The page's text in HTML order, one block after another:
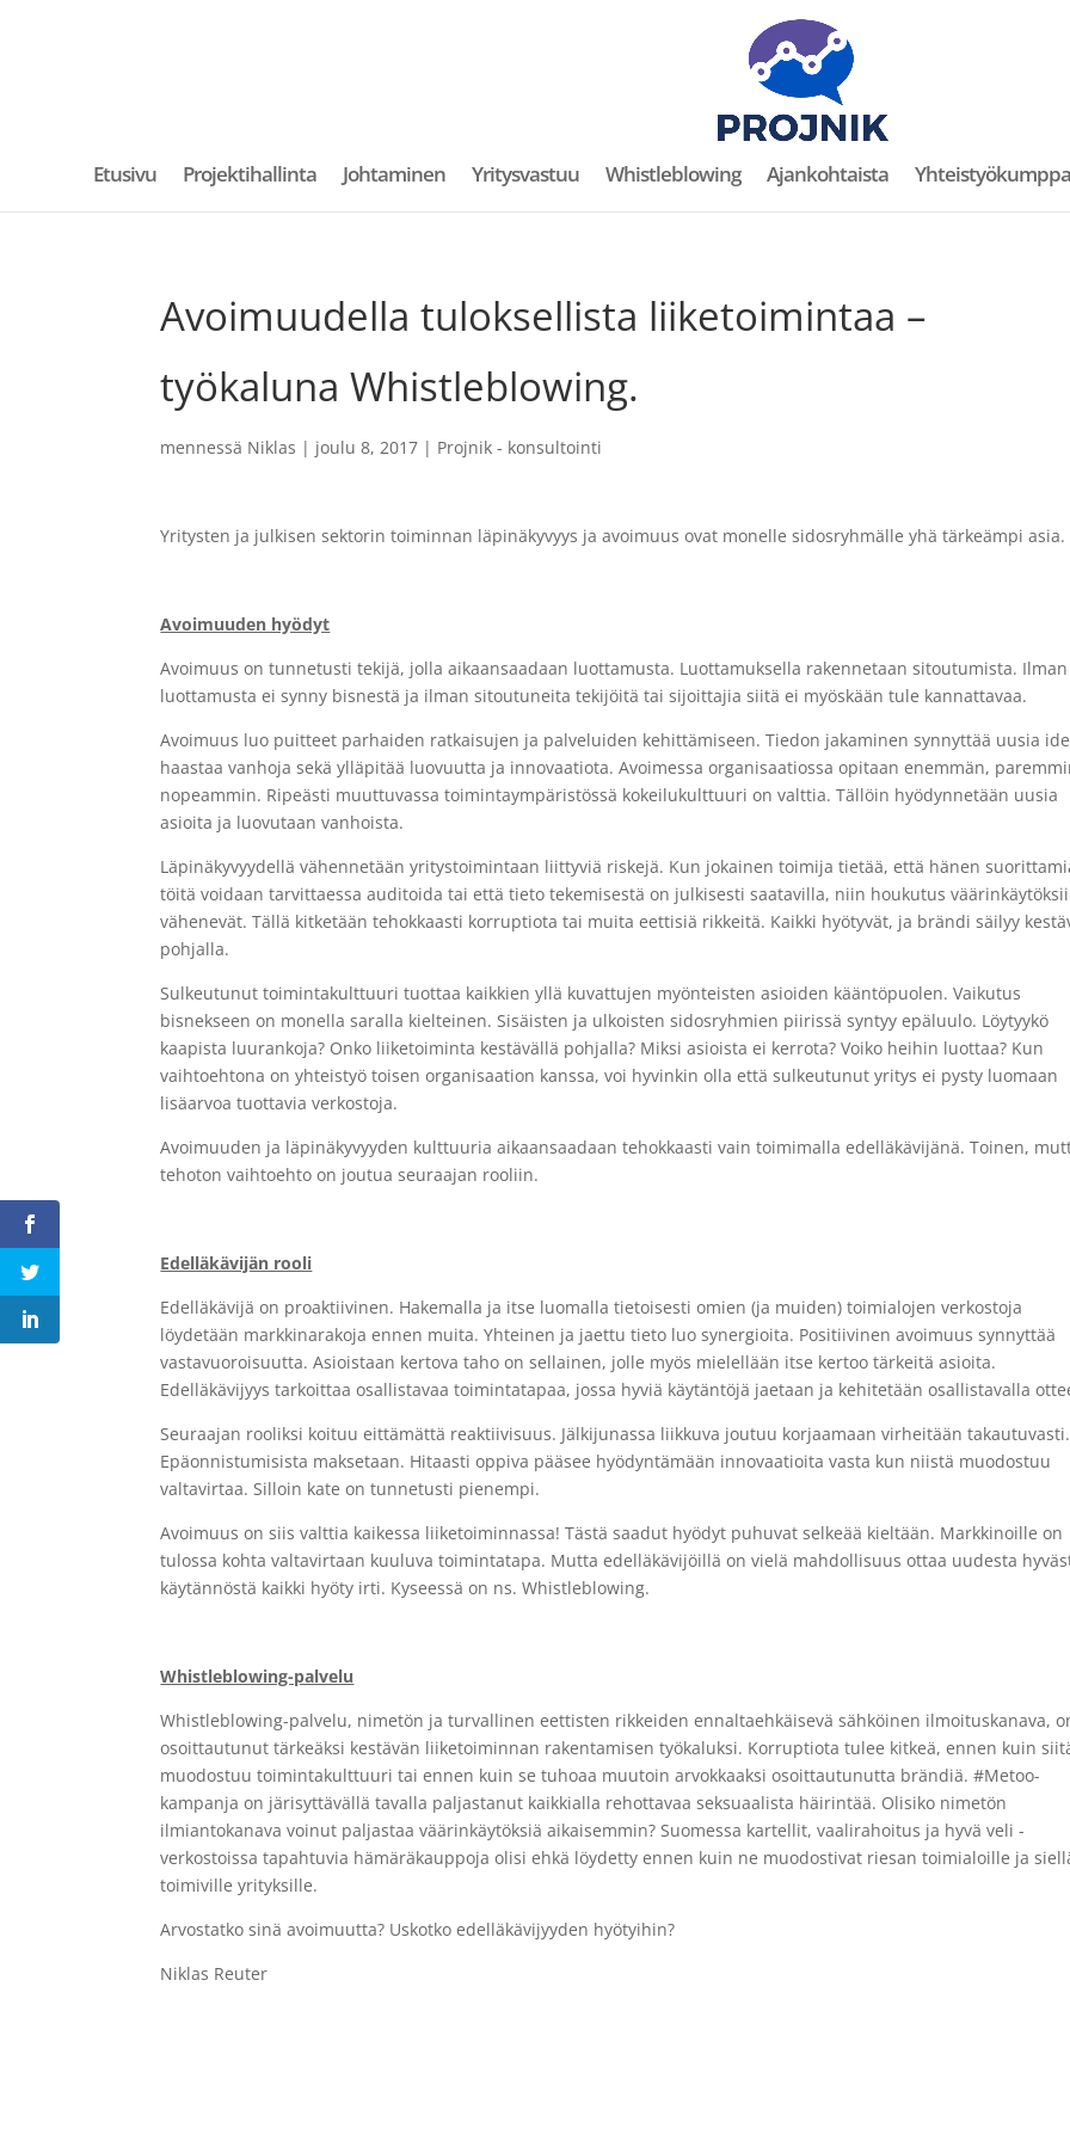
Etusivu Projektihallinta Johtaminen Yritysvastuu Whistleblowing Ajankohtaista
Avoimuudella tuloksellista liiketoimintaa –
työkaluna Whistleblowing.
mennessä Niklas | joulu 8, 2017 | Projnik - konsultointi
Yritysten ja julkisen sektorin toiminnan läpinäkyvyys ja avoimuus ovat monelle sidosryhmälle yhä tärkeämpi asia.
Avoimuuden hyödyt
Avoimuus on tunnetusti tekijä, jolla aikaansaadaan luottamusta. Luottamuksella rakennetaan sitoutumista. Ilman
luottamusta ei synny bisnestä ja ilman sitoutuneita tekijöitä tai sijoittajia siitä ei myöskään tule kannattavaa.
Avoimuus luo puitteet parhaiden ratkaisujen ja palveluiden kehittämiseen. Tiedon jakaminen synnyttää uusia
haastaa vanhoja sekä ylläpitää luovuutta ja innovaatiota. Avoimessa organisaatiossa opitaan enemmän,
nopeammin. Ripeästi muuttuvassa toimintaympäristössä kokeilukulttuuri on valttia. Tällöin hyödynnetään uusia
asioita ja luovutaan vanhoista.
Läpinäkyvyydellä vähennetään yritystoimintaan liittyviä riskejä. Kun jokainen toimija tietää, että hänen
töitä voidaan tarvittaessa auditoida tai että tieto tekemisestä on julkisesti saatavilla, niin houkutus
vähenevät. Tällä kitketään tehokkaasti korruptiota tai muita eettisiä rikkeitä. Kaikki hyötyvät, ja brändi säilyy
pohjalla.
Sulkeutunut toimintakulttuuri tuottaa kaikkien yllä kuvattujen myönteisten asioiden kääntöpuolen. Vaikutus
bisnekseen on monella saralla kielteinen. Sisäisten ja ulkoisten sidosryhmien piirissä syntyy epäluulo. Löytyykö
kaapista luurankoja? Onko liiketoiminta kestävällä pohjalla? Miksi asioista ei kerrota? Voiko heihin luottaa? Kun
vaihtoehtona on yhteistyö toisen organisaation kanssa, voi hyvinkin olla että sulkeutunut yritys ei pysty luomaan
lisäarvoa tuottavia verkostoja.
Avoimuuden ja läpinäkyvyyden kulttuuria aikaansaadaan tehokkaasti vain toimimalla edelläkävijänä. Toinen,
tehoton vaihtoehto on joutua seuraajan rooliin.
Edelläkävijän rooli
Edelläkävijä on proaktiivinen. Hakemalla ja itse luomalla tietoisesti omien (ja muiden) toimialojen verkostoja
löydetään markkinarakoja ennen muita. Yhteinen ja jaettu tieto luo synergioita. Positiivinen avoimuus synnyttää
vastavuoroisuutta. Asioistaan kertova taho on sellainen, jolle myös mielellään itse kertoo tärkeitä asioita.
Edelläkävijyys tarkoittaa osallistavaa toimintatapaa, jossa hyviä käytäntöjä jaetaan ja kehitetään osallistavalla
Seuraajan rooliksi koituu eittämättä reaktiivisuus. Jälkijunassa liikkuva joutuu korjaamaan virheitään takautuvasti.
Epäonnistumisista maksetaan. Hitaasti oppiva pääsee hyödyntämään innovaatioita vasta kun niistä muodostuu
valtavirtaa. Silloin kate on tunnetusti pienempi.
Avoimuus on siis valttia kaikessa liiketoiminnassa! Tästä saadut hyödyt puhuvat selkeää kieltään. Markkinoille on
tulossa kohta valtavirtaan kuuluva toimintatapa. Mutta edelläkävijöillä on vielä mahdollisuus ottaa uudesta
käytännöstä kaikki hyöty irti. Kyseessä on ns. Whistleblowing.
Whistleblowing-palvelu
Whistleblowing-palvelu, nimetön ja turvallinen eettisten rikkeiden ennaltaehkäisevä sähköinen ilmoituskanava,
osoittautunut tärkeäksi kestävän liiketoiminnan rakentamisen työkaluksi. Korruptiota tulee kitkeä, ennen kuin
muodostuu toimintakulttuuri tai ennen kuin se tuhoaa muutoin arvokkaaksi osoittautunutta brändiä. #Metoo-
kampanja on järisyttävällä tavalla paljastanut kaikkialla rehottavaa seksuaalista häirintää. Olisiko nimetön
ilmiantokanava voinut paljastaa väärinkäytöksiä aikaisemmin? Suomessa kartellit, vaalirahoitus ja hyvä veli -
verkostoissa tapahtuvia hämäräkauppoja olisi ehkä löydetty ennen kuin ne muodostivat riesan toimialoille ja
toimiville yrityksille.
Arvostatko sinä avoimuutta? Uskotko edelläkävijyyden hyötyihin?
Niklas Reuter